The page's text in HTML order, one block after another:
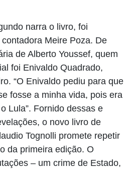
narra o livro, foi
Meire Poza. De
de Alberto Youssef, quem
foi Enivaldo Quadrado,
“O Enivaldo pediu para que
fosse a minha vida, pois era
Lula”. Fornido dessas e
o novo livro de
Tognolli promete repetir
da primeira edição. O
– um crime de Estado,